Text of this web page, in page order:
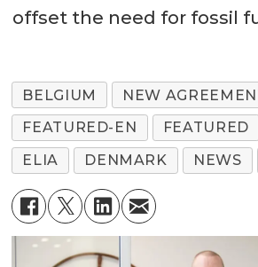
offset the need for fossil
BELGIUM NEW
FEATURED-EN
FEATURED
ELIA
DENMARK NEWS